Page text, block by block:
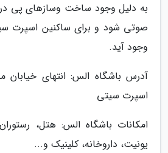
به دلیل وجود ساخت وسازهای پی
صوتی شود و برای ساکنین اسپرت
وجود آید.
آدرس باشگاه الس: انتهای خیابان
اسپرت سیتی
امکانات باشگاه الس: هتل،
یونیت، داروخانه، کلینیک و...